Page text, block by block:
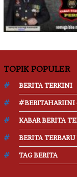
TOPIK POPULER
BERITA TERKINI
#BERITAHARIINI
KABAR BERITA
BERITA
TAG BERITA